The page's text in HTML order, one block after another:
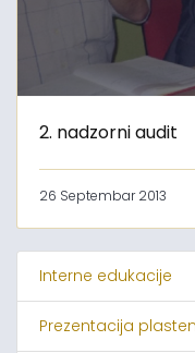
2. nadzorni audit
26 Septembar 2013
Interne edukacije
Prezentacija